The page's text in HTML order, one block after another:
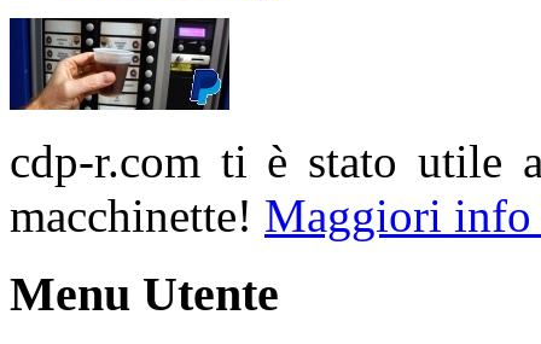
cdp-r.com ti è stato utile
macchinette! Maggiori
Menu Utente